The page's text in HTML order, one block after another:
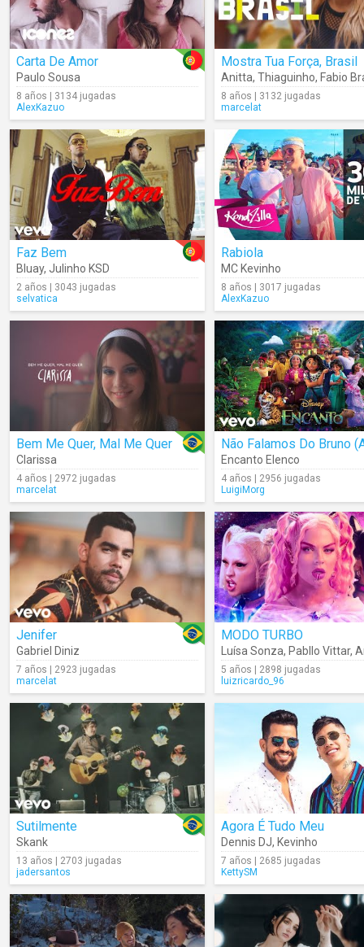
Carta De Amor
Paulo Sousa
8 años | 3134 jugadas
AlexKazuo
Mostra Tua Força, Brasil
Anitta, Thiaguinho, Fabio
8 años | 3132 jugadas
marcelat
Faz Bem
Bluay, Julinho KSD
2 años | 3043 jugadas
selvatica
Rabiola
MC Kevinho
8 años | 3017 jugadas
AlexKazuo
Bem Me Quer, Mal Me Quer
Clarissa
4 años | 2972 jugadas
marcelat
Encanto Elenco
4 años | 2956 jugadas
LuigiMorg
Jenifer
Gabriel Diniz
7 años | 2923 jugadas
marcelat
MODO TURBO
Luísa Sonza, Pabllo Vittar,
5 años | 2898 jugadas
luizricardo_96
Sutilmente
Skank
13 años | 2703 jugadas
jadersantos
Agora É Tudo Meu
Dennis DJ, Kevinho
7 años | 2685 jugadas
KettySM